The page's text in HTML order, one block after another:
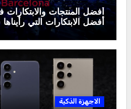
أفضل الابتكارات التي
الاجهزة الذكية